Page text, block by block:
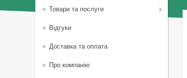
Товари та послуги
Відгуки
Доставка та оплата
Про компанію